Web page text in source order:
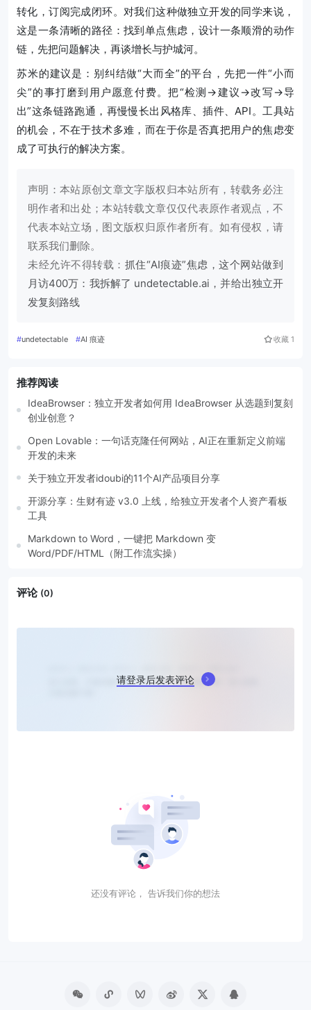
转化，订阅完成闭环。对我们这种做独立开发的同学来说，
这是一条清晰的路径：找到单点焦虑，设计一条顺滑的动作
链，先把问题解决，再谈增长与护城河。
苏米的建议是：别纠结做“大而全”的平台，先把一件“小而
尖”的事打磨到用户愿意付费。把“检测→建议→改写→导
出”这条链路跑通，再慢慢长出风格库、插件、API。工具站
的机会，不在于技术多难，而在于你是否真把用户的焦虑变
成了可执行的解决方案。
声明：本站原创文章文字版权归本站所有，转载务必注
明作者和出处；本站转载文章仅仅代表原作者观点，不
代表本站立场，图文版权归原作者所有。如有侵权，请
联系我们删除。
未经允许不得转载： 抓住“AI痕迹”焦虑，这个网站做到
月访400万：我拆解了 undetectable.ai，并给出独立开
发复刻路线
#undetectable #AI 痕迹 收藏 1
推荐阅读
IdeaBrowser：独立开发者如何用 IdeaBrowser 从选题到复刻
创业创意？
Open Lovable：一句话克隆任何网站，AI正在重新定义前端
开发的未来
关于独立开发者idoubi的11个AI产品项目分享
开源分享：生财有迹 v3.0 上线，给独立开发者个人资产看板
工具
Markdown to Word，一键把 Markdown 变
Word/PDF/HTML（附工作流实操）
评论 (0)
请登录后发表评论
还没有评论， 告诉我们你的想法